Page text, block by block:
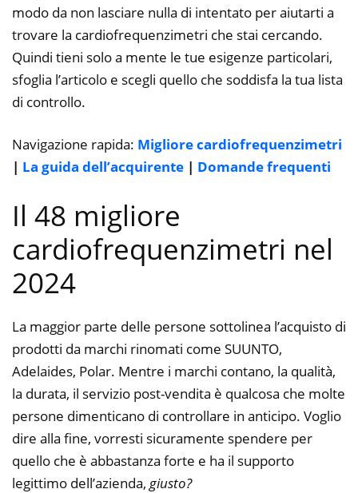
modo da non lasciare nulla di intentato per aiutarti a
trovare la cardiofrequenzimetri che stai cercando.
Quindi tieni solo a mente le tue esigenze particolari,
sfoglia l’articolo e scegli quello che soddisfa la tua lista
di controllo.
Navigazione rapida: Migliore cardiofrequenzimetri
| La guida dell’acquirente | Domande frequenti
Il 48 migliore
cardiofrequenzimetri nel
2024
La maggior parte delle persone sottolinea l’acquisto di
prodotti da marchi rinomati come SUUNTO,
Adelaides, Polar. Mentre i marchi contano, la qualità,
la durata, il servizio post-vendita è qualcosa che molte
persone dimenticano di controllare in anticipo. Voglio
dire alla fine, vorresti sicuramente spendere per
quello che è abbastanza forte e ha il supporto
legittimo dell’azienda, giusto?